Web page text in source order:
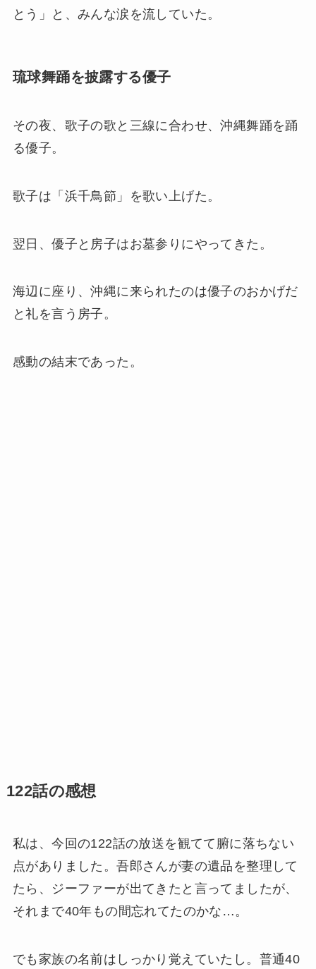
とう」と、みんな涙を流していた。
琉球舞踊を披露する優子
その夜、歌子の歌と三線に合わせ、沖縄舞踊を踊
る優子。
歌子は「浜千鳥節」を歌い上げた。
翌日、優子と房子はお墓参りにやってきた。
海辺に座り、沖縄に来られたのは優子のおかげだ
と礼を言う房子。
感動の結末であった。
122話の感想
私は、今回の122話の放送を観てて腑に落ちない
点がありました。吾郎さんが妻の遺品を整理して
たら、ジーファーが出てきたと言ってましたが、
それまで40年もの間忘れてたのかな…。
でも家族の名前はしっかり覚えていたし。普通40